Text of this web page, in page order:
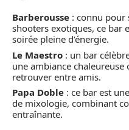
Barberousse : connu pour
shooters exotiques, ce bar
soirée pleine d’énergie.
Le Maestro : un bar
une ambiance chaleureuse
retrouver entre amis.
Papa Doble : ce bar est
de mixologie, combinant
entraînante.